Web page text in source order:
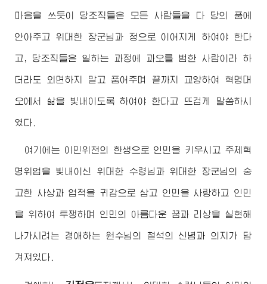
마음을 쓰듯이 당조직들은 모든 사람들을 다 당의 품에
안아주고 위대한 장군님 과 정으로 이어지게 하여야 한다
고, 당조직들은 일하는 과정에 과오를 범한 사람이라 하
더라도 외면하지 말고 품어주며 끝까지 교양하여 혁명대
오에서 삶을 빛내이도록 하여야 한다고 뜨겁게 말씀하시
였다.
여기에는 이민위천의 한생으로 인민을 키우시고 주체혁
명위업을 빛내이신 위대한 수령님 과위대한 장군님의 숭
고한 사상과 업적을 귀감으로 삼고 인민을 사랑하고 인민
을 위하여 투쟁하며 인민의 아름다운 꿈과 리상을 실현해
나가시려는 경애하는 원수님 의 철석의 신념과 의지가 담
겨져있다.